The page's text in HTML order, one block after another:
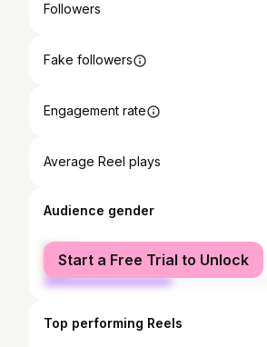
Followers
Fake followers
Engagement rate
Average Reel plays
Audience gender
female
male
Start a Free Trial to Unlock
Top performing Reels